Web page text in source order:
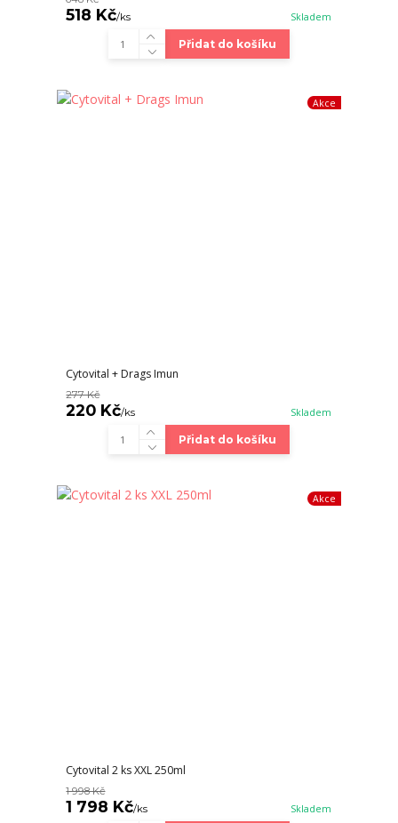
518 Kč/ks Skladem
Přidat do košíku
Akce
Cytovital + Drags Imun
277 Kč
220 Kč/ks Skladem
Přidat do košíku
Akce
Cytovital 2 ks XXL 250ml
1 998 Kč
1 798 Kč/ks Skladem